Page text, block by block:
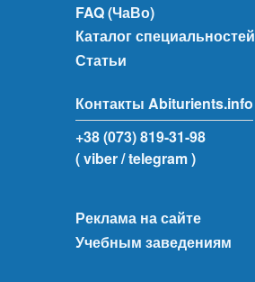
FAQ (ЧаВо)
Каталог специальностей
Статьи
Контакты Abiturients.info
+38 (073) 819-31-98
( viber/ telegram )
Реклама на сайте
Учебным заведениям